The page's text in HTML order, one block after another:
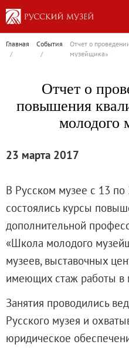
Выставки
Текущие выставки
Пётр
Иван
Василий
Русское
Русское
Русское
Русское
Будущие
Выездные
Садко
Главная
/
События
/
Отчет о
музейщика»
Отчет о
повышения
молодого
23 марта 2017
В Русском музее с 13 по
состоялись курсы
дополнительной
«Школа молодого
музеев, выставочных
имеющих стаж работы в
Занятия проводились
Русского музея и
юридическое